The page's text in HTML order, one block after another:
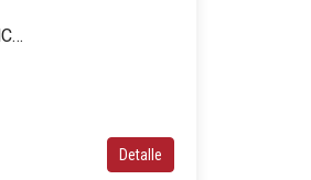
Departamento en venta de 1 dormitorio CARPINCHOS DE OTAMENDI Sé Dueño
Detalle